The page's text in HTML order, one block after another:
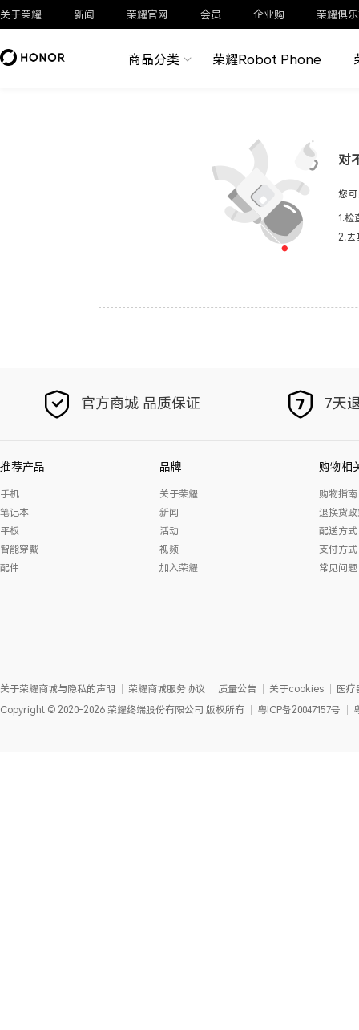
关于荣耀 新闻 荣耀官网 会员 企业购 荣耀俱
商品分类 荣耀Robot Phone
对
您
1.检
2.去
官方商城 品质保证 7天
推荐产品
手机
笔记本
平板
智能穿戴
配件
品牌
关于荣耀
新闻
活动
视频
加入荣耀
购物相
购物指南
退换货
配送方式
支付方式
常见问题
关于荣耀商城与隐私的声明 荣耀商城服务协议 质量公告 关于cookies
医疗
Copyright © 2020-2026 荣耀终端股份有限公司 版权所有 粤ICP备20047157号